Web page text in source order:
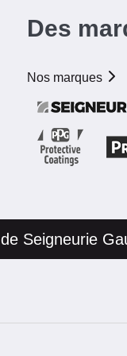
Des
Nos marques
Seigneurie